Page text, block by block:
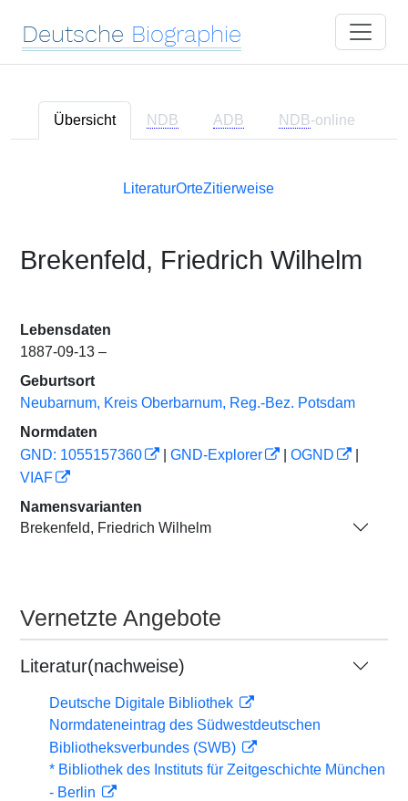
Deutsche Biographie
Übersicht NDB ADB NDB-online
LiteraturOrteZitierweise
Brekenfeld, Friedrich Wilhelm
Lebensdaten
1887-09-13 –
Geburtsort
Neubarnum, Kreis Oberbarnum, Reg.-Bez. Potsdam
Normdaten
GND: 1055157360
GND-Explorer OGND
VIAF
Namensvarianten
Brekenfeld, Friedrich Wilhelm
Vernetzte Angebote
Literatur(nachweise)
Deutsche Digitale Bibliothek
Normdateneintrag des Südwestdeutschen
Bibliotheksverbundes (SWB)
* Bibliothek des Instituts für Zeitgeschichte München
- Berlin